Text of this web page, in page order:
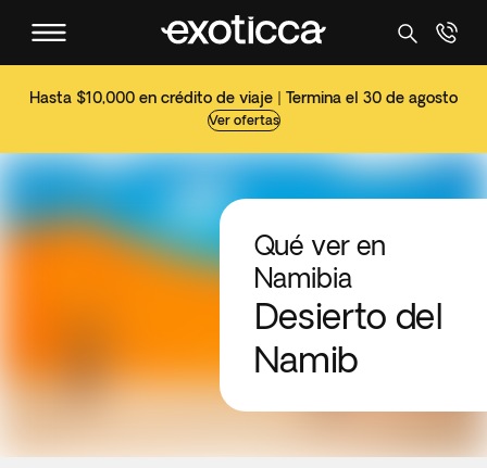
Hasta $10,000 en crédito de viaje | Termina el 30 de agosto
Ver ofertas
Qué ver en
Namibia
Desierto del
Namib